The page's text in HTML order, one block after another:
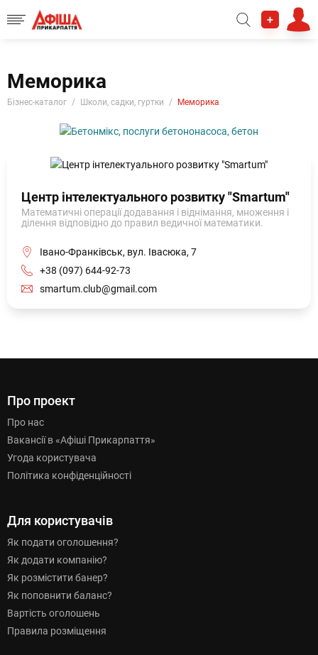
+
Меморика
Бізнес-каталог Школи, садки, гуртки Меморика
Центр інтелектуального розвитку "Smartum"
Математичні операції додавання і віднімання, множення і
ділення відповідно до правил ведичної математики.
Івано-Франківськ, вул. Івасюка, 7
+38 (097) 644-92-73
smartum.club@gmail.com
Про проект
Про нас
Вакансії в «Афіші Прикарпаття»
Угода користувача
Політика конфіденційності
Для користувачів
Як подати оголошення?
Як додати компанію?
Як розмістити банер?
Як поповнити баланс?
Вартість оголошень
Правила розміщення